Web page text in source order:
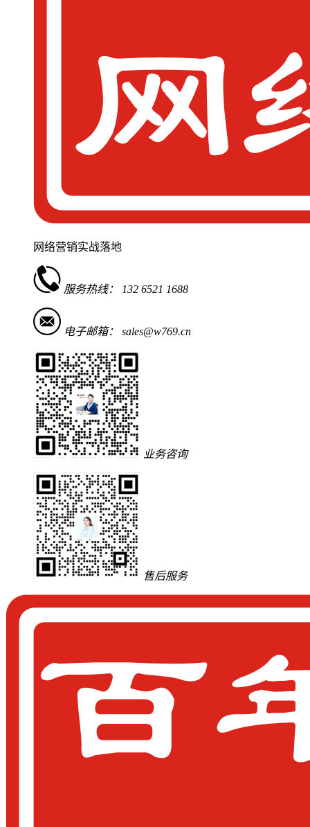
网络营销实战落地
服务热线： 132 6521 1688
电子邮箱： sales@w769.cn
业务咨询
售后服务